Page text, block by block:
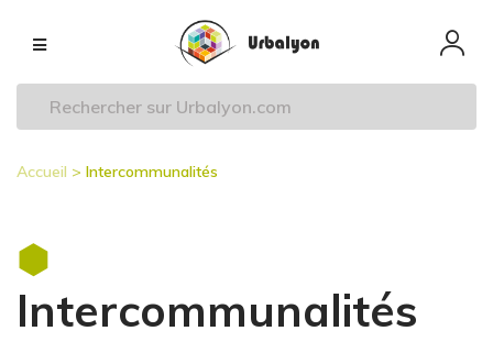
principal
Navigation
principale
d'Ariane
Accueil Intercommunalités
Intercommunalités